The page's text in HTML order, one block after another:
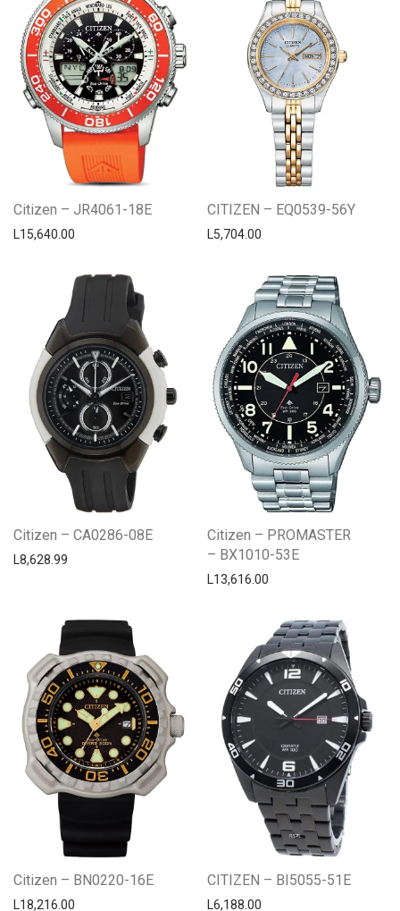
Citizen – JR4061-18E
L15,640.00
CITIZEN – EQ0539-56Y
L5,704.00
Citizen – CA0286-08E
L8,628.99
Citizen – PROMASTER
– BX1010-53E
L13,616.00
Citizen – BN0220-16E
L18,216.00
CITIZEN – BI5055-51E
L6,188.00